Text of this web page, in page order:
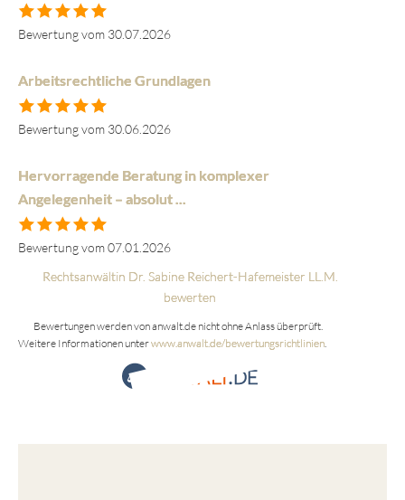
Bewertung vom 30.07.2026
Arbeitsrechtliche Grundlagen
Bewertung vom 30.06.2026
Hervorragende Beratung in komplexer
Angelegenheit – absolut ...
Bewertung vom 07.01.2026
Rechtsanwältin Dr. Sabine Reichert-Hafemeister LL.M.
bewerten
Bewertungen werden von anwalt.de nicht ohne Anlass überprüft.
Weitere Informationen unterwww.anwalt.de/bewertungsrichtlinien.